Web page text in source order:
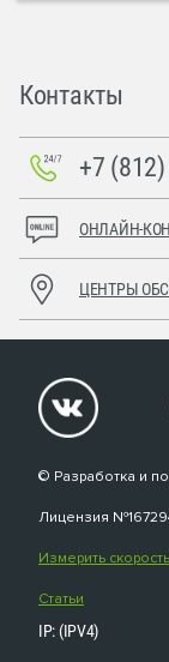
Контакты
+7
ОНЛАЙН-
ЦЕНТРЫ
© Разработка и
Лицензия
Измерить скорость
Статьи
IP: (IPV4)